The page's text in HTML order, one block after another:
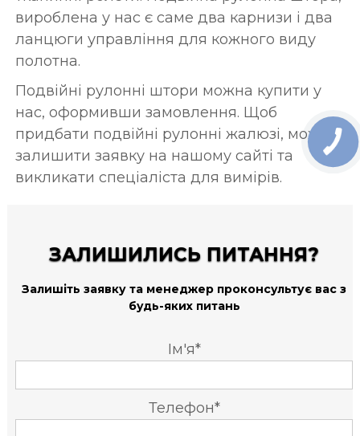
вироблена у нас є саме два карнизи і два
ланцюги управління для кожного виду
полотна.
Подвійні рулонні штори можна купити у
нас, оформивши замовлення. Щоб
придбати подвійні рулонні жалюзі, можна
залишити заявку на нашому сайті та
викликати спеціаліста для вимірів.
ЗАЛИШИЛИСЬ ПИТАННЯ?
Залишіть заявку та менеджер проконсультує вас з
будь-яких питань
Ім'я*
Телефон*